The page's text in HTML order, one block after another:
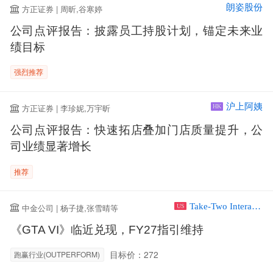
方正证券 | 周昕,谷寒婷 朗姿股份
公司点评报告：披露员工持股计划，锚定未来业
绩目标
强烈推荐
方正证券 | 李珍妮,万宇昕 HK 沪上阿姨
公司点评报告：快速拓店叠加门店质量提升，公
司业绩显著增长
推荐
中金公司 | 杨子捷,张雪晴等 US Take-Two Interactive Software Inc
《GTA VI》临近兑现，FY27指引维持
跑赢行业(OUTPERFORM) 目标价：272